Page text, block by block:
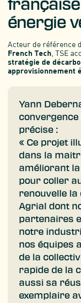
énergie
Acteur de référence
French Tech , TSE
stratégie de
approvisionnement
Yann
convergence
précise :
« Ce projet
dans la
améliorant
pour coller
renouvelle la
Agrial dont
partenaires
notre
nos équipes
de la
rapide de la
aussi sa
exemplaire